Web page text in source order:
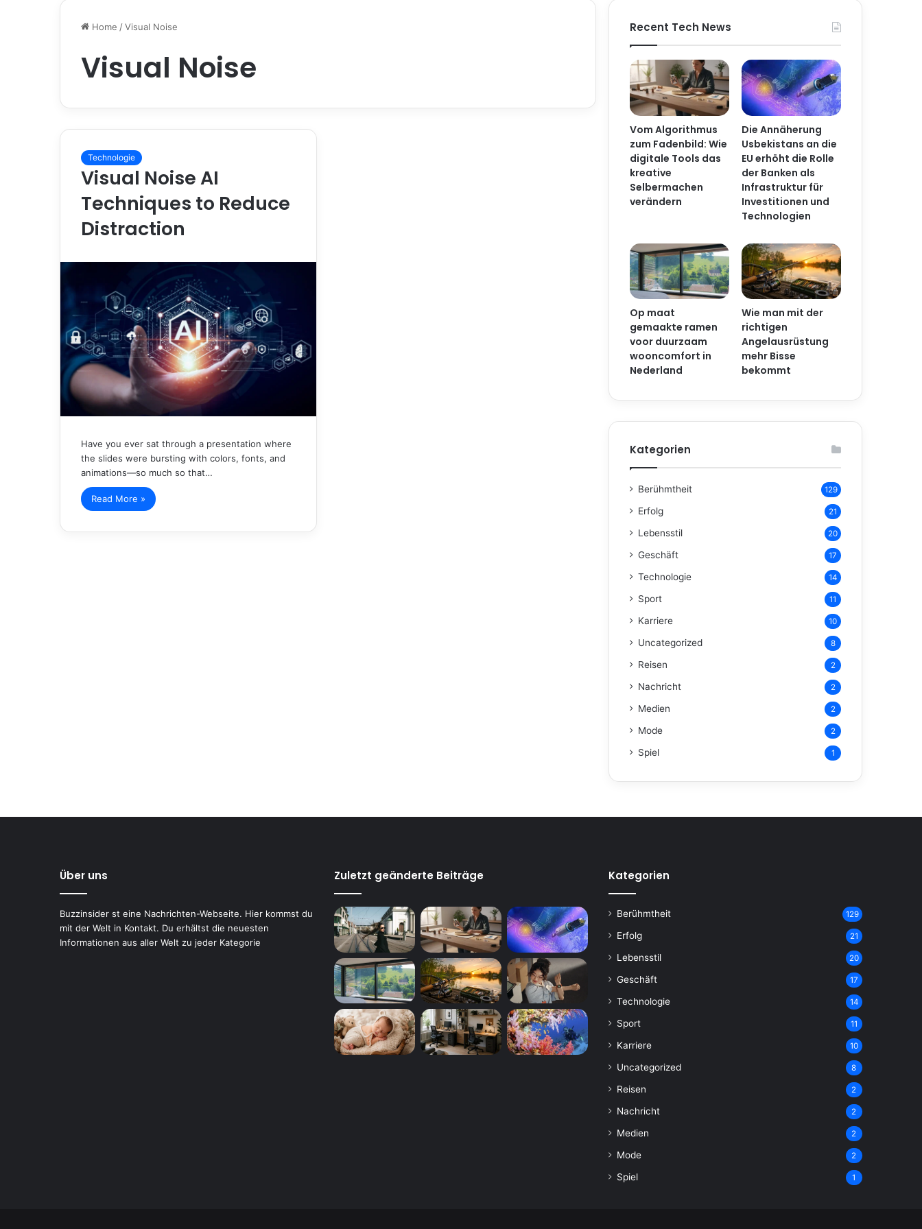
Home /Visual Noise
Visual Noise
Technologie
Visual Noise AI
Techniques to Reduce
Distraction
Have you ever sat through a presentation where
the slides were bursting with colors, fonts, and
animations—so much so that…
Read More »
Recent Tech News
Vom Algorithmus
zum Fadenbild: Wie
digitale Tools das
kreative
Selbermachen
verändern
Die Annäherung
Usbekistans an die
EU erhöht die Rolle
der Banken als
Infrastruktur für
Investitionen und
Technologien
Op maat
gemaakte ramen
voor duurzaam
wooncomfort in
Nederland
Wie man mit der
richtigen
Angelausrüstung
mehr Bisse
bekommt
Kategorien
Berühmtheit 129
Erfolg 21
Lebensstil 20
Geschäft 17
Technologie 14
Sport 11
Karriere 10
Uncategorized 8
Reisen 2
Nachricht 2
Medien 2
Mode 2
Spiel 1
Über uns
Buzzinsider st eine Nachrichten-Webseite. Hier kommst du
mit der Welt in Kontakt. Du erhältst die neuesten
Informationen aus aller Welt zu jeder Kategorie
Zuletzt geänderte Beiträge Kategorien
Berühmtheit 129
Erfolg 21
Lebensstil 20
Geschäft 17
Technologie 14
Sport 11
Karriere 10
Uncategorized 8
Reisen 2
Nachricht 2
Medien 2
Mode 2
Spiel 1